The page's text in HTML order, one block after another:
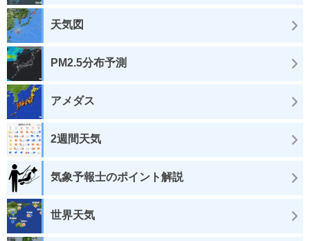
天気図
PM2.5分布予測
アメダス
2週間天気
気象予報士のポイント解説
世界天気